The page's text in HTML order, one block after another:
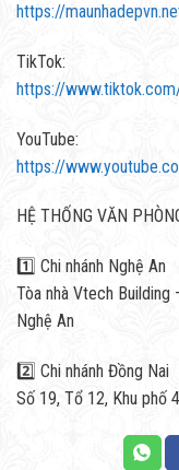
https://
TikTok:
https://
YouTube:
https://
HỆ THỐNG VĂN
1️⃣ Chi nhánh Nghệ An
Tòa nhà Vtech Building
Nghệ An
2️⃣ Chi nhánh Đồng Nai
Số 19, Tổ 12, Khu phố